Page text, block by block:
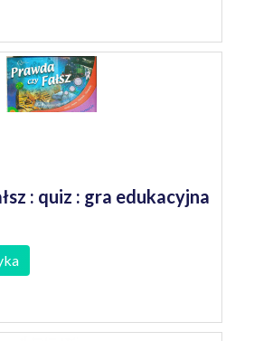
: quiz : gra edukacyjna